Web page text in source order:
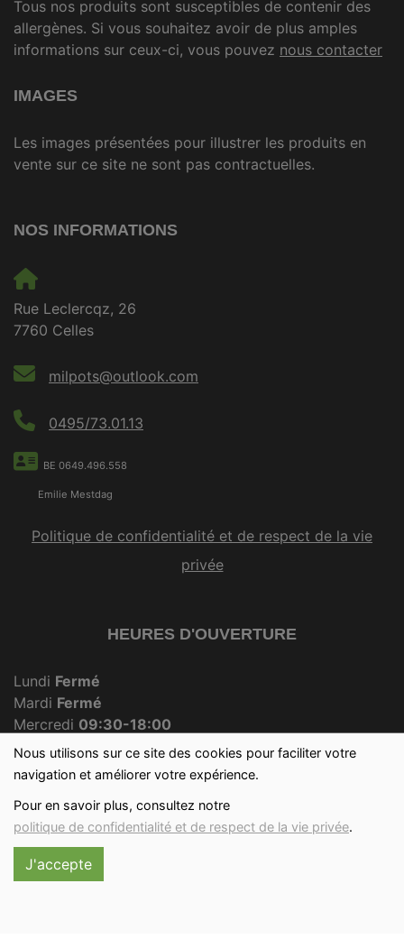
Nous utilisons sur ce site des cookies pour faciliter votre
navigation et améliorer votre expérience.
Pour en savoir plus, consultez notre
politique de confidentialité et de respect de la vie privée.
J'accepte
Tous nos produits sont susceptibles de contenir des
allergènes. Si vous souhaitez avoir de plus amples
informations sur ceux-ci, vous pouvez nous contacter
IMAGES
Les images présentées pour illustrer les produits en
vente sur ce site ne sont pas contractuelles.
NOS INFORMATIONS
Rue Leclercqz, 26
7760 Celles
milpots@outlook.com
0495/73.01.13
BE 0649.496.558
Emilie Mestdag
Politique de confidentialité et de respect de la vie
privée
HEURES D'OUVERTURE
Lundi Fermé
Mardi Fermé
Mercredi 09:30-18:00
JeudiFermé
Vendredi 09:30-18:00
Dimanche09:30-12:00